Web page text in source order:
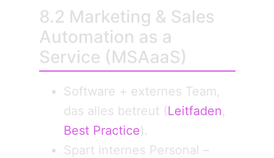
8.2 Marketing & Sales
Automation as a
Service (MSAaaS)
Software + externes Team,
das alles betreut (Leitfaden,
Best Practice).
Spart internes Personal –